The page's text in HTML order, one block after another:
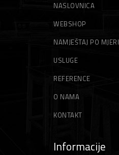
NASLOVNICA
WEBSHOP
NAMJEŠTAJ PO MJERI
USLUGE
REFERENCE
O NAMA
KONTAKT
Informacije